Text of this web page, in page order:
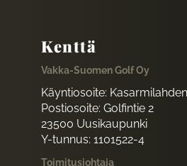
Kenttä
Vakka-Suomen Golf Oy
Käyntiosoite:
Postiosoite: Golfintie 2
23500 Uusikaupunki
Y-tunnus: 1101522-4
Toimitusjohtaja